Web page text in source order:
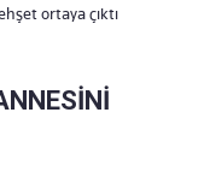
ortaya çıktı